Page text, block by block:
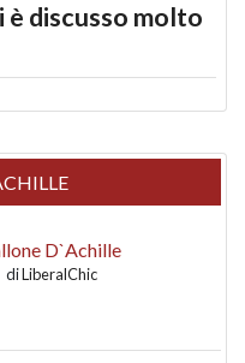
è discusso molto
D`Achille
diLiberalChic